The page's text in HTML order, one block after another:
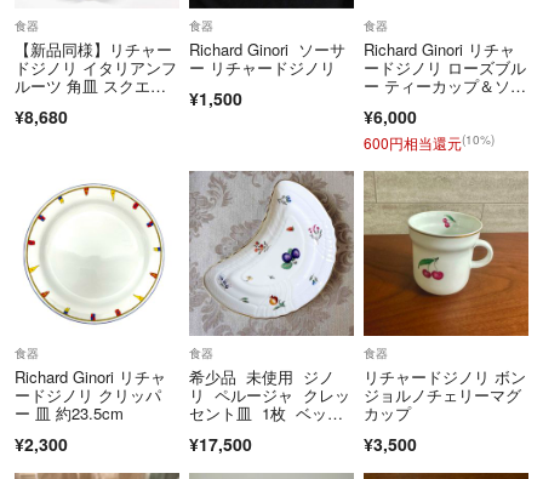
外箱なども含めて付属品は商品ページに記載している、もしくは画像に
写っているものが全てとなります。
保証書に記載の個人情報は、塗りつぶしや切り抜き等により全て削除し
ております。
※サムネイルなどに用いているスタンドやハンガーなどはサムネイル画
像を撮影するための備品のため付属品ではございません。
※ご購入後にお客様にて住所変更をおこなう場合は必ず当ショップへご
連絡願います。
ご連絡がない場合は住所変更せず発送となり、その責任は一切ストアで
負うことはございません。
■連絡について
当ストアから注文確認および発送通知などのメール案内はありません。
ラクマのステータス変更や通知にてご確認願います。
▼特商法
食器
【新品同様】リチャー
ドジノリ イタリアンフ
ルーツ 角皿 スクエア
タリア製 希少
¥8,680
食器
Richard Ginori ソーサ
ー リチャードジノリ
¥1,500
食器
Richard Ginori リチャ
ードジノリ ローズブル
ー ティーカップ＆ソー
ンド 花柄 バラ 食器 中
古 W1
¥6,000
600円相当還元(10%)
食器
Richard Ginori リチャ
ードジノリ クリッパ
ー 皿 約23.5cm
¥2,300
食器
希少品 未使用 ジノ
リ ペルージャ クレッ
セント皿 1枚 ベッキ
¥17,500
食器
リチャードジノリ ボン
ジョルノチェリーマグ
カップ
¥3,500